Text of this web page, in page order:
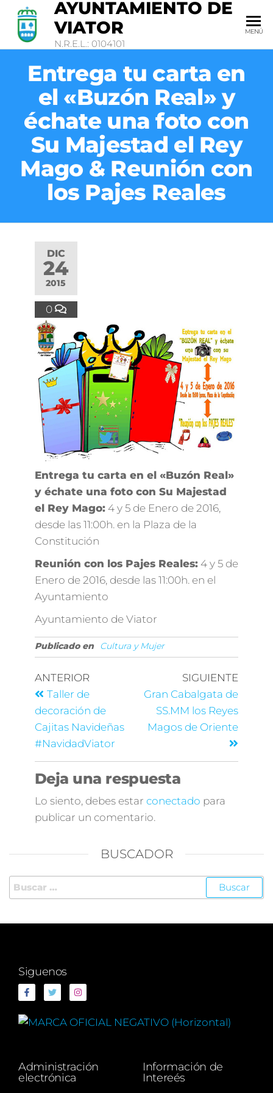
AYUNTAMIENTO DE
VIATOR
N.R.E.L.: 0104101
MENÚ
Entrega tu carta en
el «Buzón Real» y
échate una foto con
Su Majestad el Rey
Mago & Reunión con
los Pajes Reales
DIC
24
2015
0
Entrega tu carta en el «Buzón Real»
y échate una foto con Su Majestad
el Rey Mago:4 y 5 de Enero de 2016,
desde las 11:00h. en la Plaza de la
Constitución
Reunión con los Pajes Reales:4 y 5 de
Enero de 2016, desde las 11:00h. en el
Ayuntamiento
Ayuntamiento de Viator
Publicado en Cultura y Mujer
ANTERIOR
Taller de
decoración de
Cajitas Navideñas
#NavidadViator
SIGUIENTE
Gran Cabalgata de
SS.MM los Reyes
Magos de Oriente
Deja una respuesta
Lo siento, debes estar conectado para
publicar un comentario.
BUSCADOR
Siguenos
Administración
electrónica
Información de
Intereés